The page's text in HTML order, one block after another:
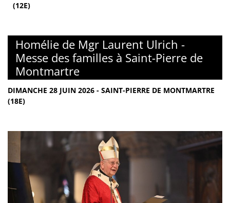
(12E)
Homélie de Mgr Laurent Ulrich -
Messe des familles à Saint-Pierre de
Montmartre
DIMANCHE 28 JUIN 2026 - SAINT-PIERRE DE MONTMARTRE
(18E)